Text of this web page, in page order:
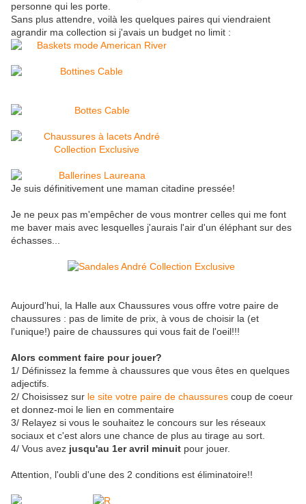
personne qui les porte.
Sans plus attendre, voilà les quelques paires qui viendraient
agrandir ma collection si j'avais un budget no limit :
Je suis définitivement une maman citadine pressée!
Je ne peux pas m'empêcher de vous montrer celles qui me font
me baver mais avec lesquelles j'aurais l'air d'un éléphant sur des
échasses...
Aujourd'hui, la Halle aux Chaussures vous offre votre paire de
chaussures : pas de limite de prix, à vous de choisir la (et
l'unique!) paire de chaussures qui vous fait de l'oeil!!!
Alors comment faire pour jouer?
1/ Définissez la femme à chaussures que vous êtes en quelques
adjectifs.
2/ Choisissez sur le site votre paire de chaussures coup de coeur
et donnez-moi le lien en commentaire
3/ Relayez si vous le souhaitez le concours sur les réseaux
sociaux et c'est alors une chance de plus au tirage au sort.
4/ Vous avez jusqu'au 1er avril minuit pour jouer.
Attention, l'oubli d'une des 2 conditions est éliminatoire!!